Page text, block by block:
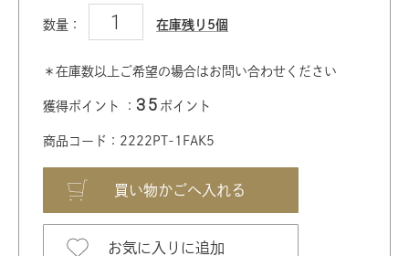
数量： 在庫残り5個
＊在庫数以上ご希望の場合はお問い合わせください
獲得ポイント ： 35 ポイント
商品コード：2222PT-1FAK5
お気に入りに追加